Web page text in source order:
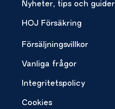
Nyheter, tips och guider
HOJ Försäkring
Försäljningsvillkor
Vanliga frågor
Integritetspolicy
Cookies